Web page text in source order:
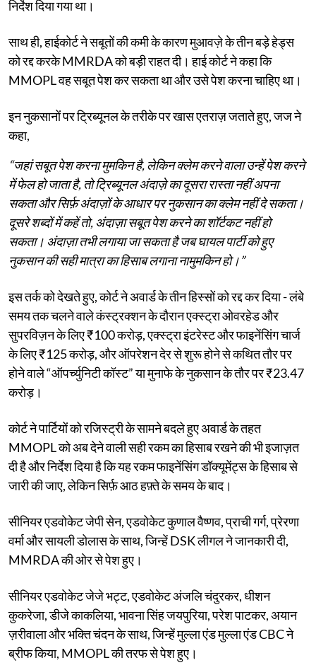
निर्देश दिया गया था।
साथ ही, हाईकोर्ट ने सबूतों की कमी के कारण मुआवज़े के तीन बड़े हेड्स
को रद्द करके MMRDA को बड़ी राहत दी। हाई कोर्ट ने कहा कि
MMOPL वह सबूत पेश कर सकता था और उसे पेश करना चाहिए था।
इन नुकसानों पर ट्रिब्यूनल के तरीके पर खास एतराज़ जताते हुए, जज ने
कहा,
“जहां सबूत पेश करना मुमकिन है, लेकिन क्लेम करने वाला उन्हें पेश करने
में फेल हो जाता है, तो ट्रिब्यूनल अंदाज़े का दूसरा रास्ता नहीं अपना
सकता और सिर्फ़ अंदाज़ों के आधार पर नुकसान का क्लेम नहीं दे सकता।
दूसरे शब्दों में कहें तो, अंदाज़ा सबूत पेश करने का शॉर्टकट नहीं हो
सकता। अंदाज़ा तभी लगाया जा सकता है जब घायल पार्टी को हुए
नुकसान की सही मात्रा का हिसाब लगाना नामुमकिन हो।”
इस तर्क को देखते हुए, कोर्ट ने अवार्ड के तीन हिस्सों को रद्द कर दिया - लंबे
समय तक चलने वाले कंस्ट्रक्शन के दौरान एक्स्ट्रा ओवरहेड और
सुपरविज़न के लिए ₹100 करोड़, एक्स्ट्रा इंटरेस्ट और फाइनेंसिंग चार्ज
के लिए ₹125 करोड़, और ऑपरेशन देर से शुरू होने से कथित तौर पर
होने वाले “ऑपर्च्युनिटी कॉस्ट” या मुनाफे के नुकसान के तौर पर ₹23.47
करोड़।
कोर्ट ने पार्टियों को रजिस्ट्री के सामने बदले हुए अवार्ड के तहत
MMOPL को अब देने वाली सही रकम का हिसाब रखने की भी इजाज़त
दी है और निर्देश दिया है कि यह रकम फाइनेंसिंग डॉक्यूमेंट्स के हिसाब से
जारी की जाए, लेकिन सिर्फ़ आठ हफ़्ते के समय के बाद।
सीनियर एडवोकेट जेपी सेन, एडवोकेट कुणाल वैष्णव, प्राची गर्ग, प्रेरणा
वर्मा और सायली डोलास के साथ, जिन्हें DSK लीगल ने जानकारी दी,
MMRDA की ओर से पेश हुए।
सीनियर एडवोकेट जेजे भट्ट, एडवोकेट अंजलि चंदुरकर, धीशन
कुकरेजा, डीजे काकलिया, भावना सिंह जयपुरिया, परेश पाटकर, अयान
ज़रीवाला और भक्ति चंदन के साथ, जिन्हें मुल्ला एंड मुल्ला एंड CBC ने
ब्रीफ किया, MMOPL की तरफ से पेश हुए।